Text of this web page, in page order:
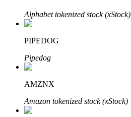
Bitrue渠道合伙人
Alphabet tokenized stock (xStock)
PIPEDOG
Pipedog
AMZNX
Amazon tokenized stock (xStock)